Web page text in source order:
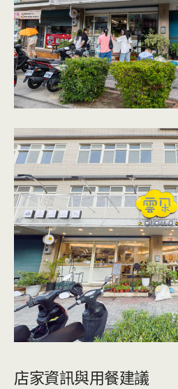
店家資訊與用餐建議